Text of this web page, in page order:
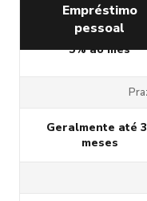
Empréstimo
pessoal
Podem chegar a
5% ao mês
Geralmente até
meses